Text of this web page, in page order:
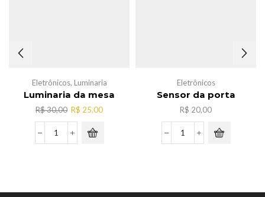
Eletrônicos, Luminaria
Luminaria da mesa
R$30,00 O
preço
original
era:
R$ 25,00O
Luminaria
Eletrônicos
Sensor da porta
R$ 20,00
Sensor